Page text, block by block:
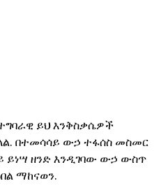
ይህ እንቅስቃሴዎች
በተመሳሳይ ውኃ ተፋሰስ መስመር
ይነሣ ዘንድ እንዲገባው ውኃ ውስጥ
ማከናወን.